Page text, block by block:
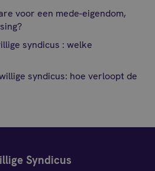
voor een mede-eigendom,
syndicus : welke
syndicus: hoe verloopt de
Syndicus